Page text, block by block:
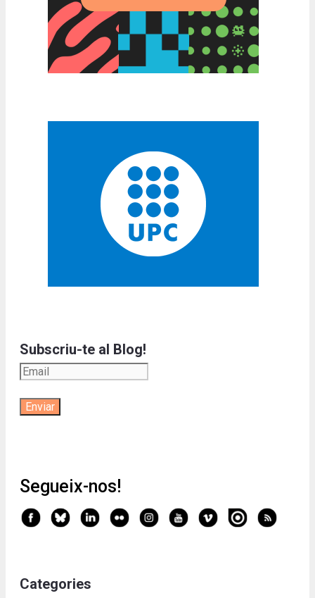
Subscriu-te al Blog!
Segueix-nos!
Categories